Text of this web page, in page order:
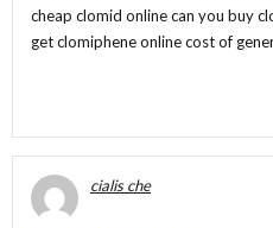
cheap clomid onlinecan you buy
get clomiphene online cost of
cialis che